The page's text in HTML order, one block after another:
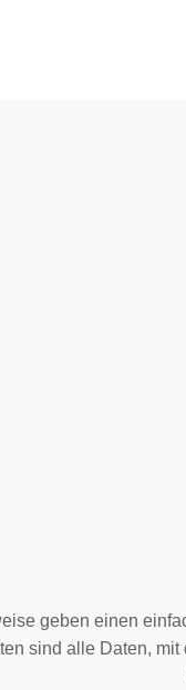
geben einen
sind alle Daten,